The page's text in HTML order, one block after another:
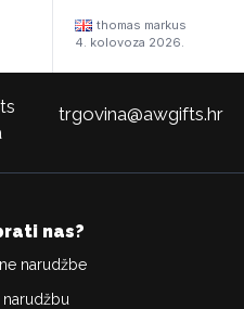
thomas markus
4. kolovoza 2026.
trgovina@awgifts.hr
nas?
narudžbe
narudžbu